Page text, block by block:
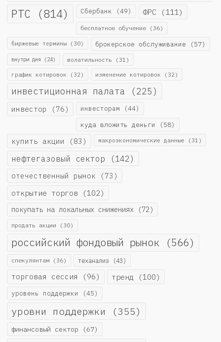
РТС (814) Сбербанк (49) ФРС (111)
бесплатное обучение (36)
биржевые термины (30) брокерское обслуживание (57)
внутри дня (24) волатильность (31)
график котировок (32) изменение котировок (32)
инвестиционная палата (225)
инвестор (76) инвесторам (44)
куда вложить деньги (58)
купить акции (83) макроэкономические данные (31)
нефтегазовый сектор (142)
отечественный рынок (73)
открытие торгов (102)
покупать на локальных снижениях (72)
продать акции (30)
российский фондовый рынок (566)
спекулянтам (36) теханализ (43)
торговая сессия (96) тренд (100)
уровень поддержки (45)
уровни поддержки (355)
финансовый сектор (67)